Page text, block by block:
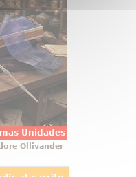
Unidades
la varita de
a
el primer
oficial de
elegancia,
de
colección
Ollivander